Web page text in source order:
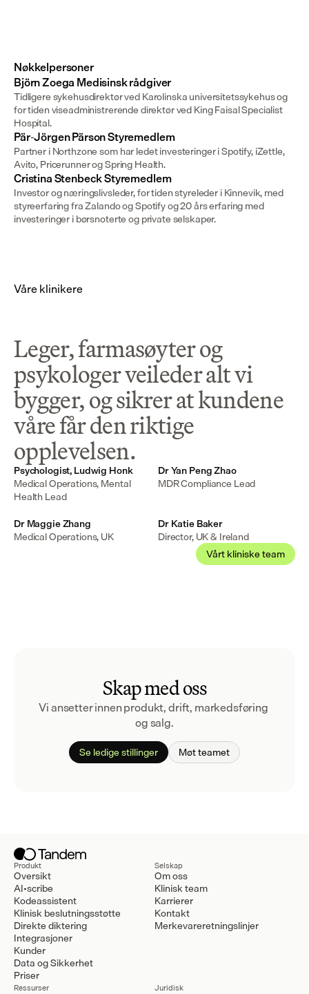
Nøkkelpersoner
Björn Zoega Medisinsk rådgiver
Tidligere sykehusdirektør ved Karolinska universitetssykehus og
for tiden viseadministrerende direktør ved King Faisal Specialist
Hospital.
Pär-Jörgen Pärson Styremedlem
Partner i Northzone som har ledet investeringer i Spotify, iZettle,
Avito, Pricerunner og Spring Health.
Cristina Stenbeck Styremedlem
Investor og næringslivsleder, for tiden styreleder i Kinnevik, med
styreerfaring fra Zalando og Spotify og 20 års erfaring med
investeringer i børsnoterte og private selskaper.
Våre klinikere
Leger, farmasøyter og
psykologer veileder alt vi
bygger, og sikrer at kundene
våre får den riktige
opplevelsen.
Psychologist, Ludwig Honk
Medical Operations, Mental
Health Lead
Dr Yan Peng Zhao
MDR Compliance Lead
Dr Maggie Zhang
Medical Operations, UK
Dr Katie Baker
Director, UK & Ireland
Vårt kliniske team
Skap med oss
Vi ansetter innen produkt, drift, markedsføring
og salg.
Se ledige stillinger Møt teamet
Produkt
Oversikt
AI-scribe
Kodeassistent
Klinisk beslutningsstøtte
Direkte diktering
Integrasjoner
Kunder
Data og Sikkerhet
Priser
Selskap
Om oss
Klinisk team
Karrierer
Kontakt
Merkevareretningslinjer
Ressurser Juridisk